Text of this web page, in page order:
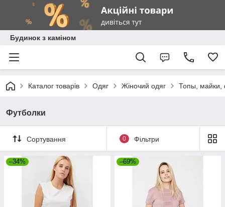
Будинок з каміном
Каталог товарів Одяг Жіночий одяг Топы, майки,
Футболки
Сортування 0 Фільтри
–34% –69%